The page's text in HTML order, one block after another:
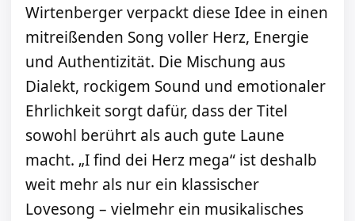
Wirtenberger verpackt diese Idee in einen
mitreißenden Song voller Herz, Energie
und Authentizität. Die Mischung aus
Dialekt, rockigem Sound und emotionaler
Ehrlichkeit sorgt dafür, dass der Titel
sowohl berührt als auch gute Laune
macht. „I find dei Herz mega“ ist deshalb
weit mehr als nur ein klassischer
Lovesong – vielmehr ein musikalisches